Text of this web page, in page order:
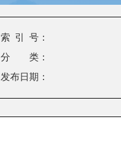
索 引 号：
分 类：
发布日期：